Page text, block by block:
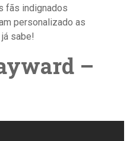
fãs indignados
personalizado as
sabe!
–